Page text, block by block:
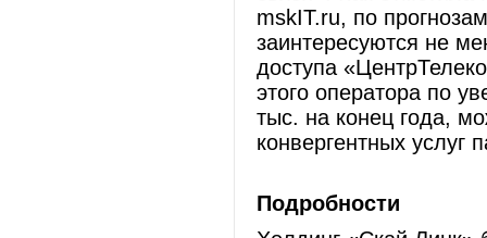
mskIT.ru, по
заинтересуются не
доступа
этого оператора по
тыс. на конец года,
конвергентных услуг
Подробности